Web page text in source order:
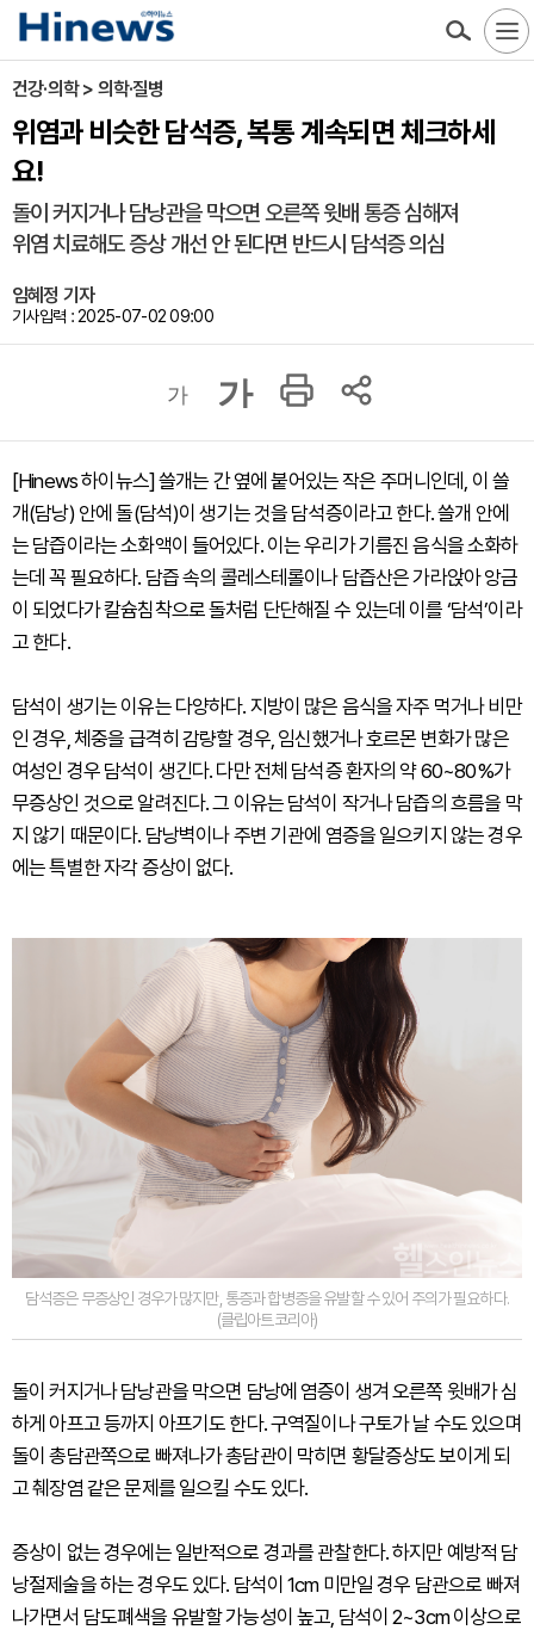
건강·의학 > 의학·질병
위염과 비슷한 담석증, 복통 계속되면 체크하세
요!
돌이 커지거나 담낭관을 막으면 오른쪽 윗배 통증 심해져
위염 치료해도 증상 개선 안 된다면 반드시 담석증 의심
임혜정 기자
기사입력 : 2025-07-02 09:00
가 가
[Hinews 하이뉴스] 쓸개는 간 옆에 붙어있는 작은 주머니인데, 이 쓸
개(담낭) 안에 돌(담석)이 생기는 것을 담석증이라고 한다. 쓸개 안에
는 담즙이라는 소화액이 들어있다. 이는 우리가 기름진 음식을 소화하
는데 꼭 필요하다. 담즙 속의 콜레스테롤이나 담즙산은 가라앉아 앙금
이 되었다가 칼슘침착으로 돌처럼 단단해질 수 있는데 이를 ‘담석’이라
고 한다.
담석이 생기는 이유는 다양하다. 지방이 많은 음식을 자주 먹거나 비만
인 경우, 체중을 급격히 감량할 경우, 임신했거나 호르몬 변화가 많은
여성인 경우 담석이 생긴다. 다만 전체 담석증 환자의 약 60~80%가
무증상인 것으로 알려진다. 그 이유는 담석이 작거나 담즙의 흐름을 막
지 않기 때문이다. 담낭벽이나 주변 기관에 염증을 일으키지 않는 경우
에는 특별한 자각 증상이 없다.
담석증은 무증상인 경우가 많지만, 통증과 합병증을 유발할 수 있어 주의가 필요하다.
(클립아트코리아)
돌이 커지거나 담낭관을 막으면 담낭에 염증이 생겨 오른쪽 윗배가 심
하게 아프고 등까지 아프기도 한다. 구역질이나 구토가 날 수도 있으며
돌이 총담관쪽으로 빠져나가 총담관이 막히면 황달증상도 보이게 되
고 췌장염 같은 문제를 일으킬 수도 있다.
증상이 없는 경우에는 일반적으로 경과를 관찰한다. 하지만 예방적 담
낭절제술을 하는 경우도 있다. 담석이 1cm 미만일 경우 담관으로 빠져
나가면서 담도폐색을 유발할 가능성이 높고, 담석이 2~3cm 이상으로